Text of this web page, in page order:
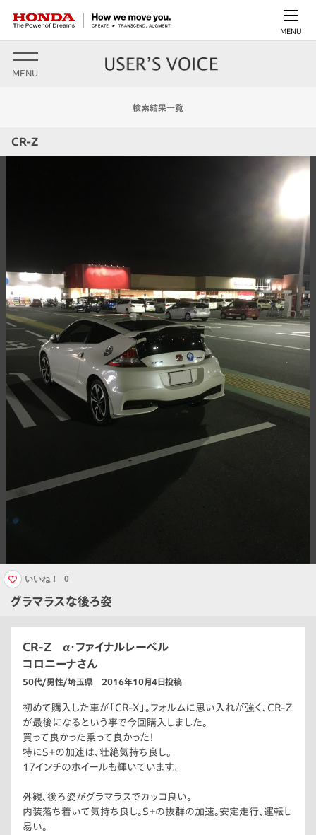
MENU
MENU
検索結果一覧
CR-Z
グラマラスな後ろ姿
いいね！ 0
CR-Z α・ファイナルレーベル
コロニーナさん
50代/男性/埼玉県 2016年10月4日投稿
初めて購入した車が「CR-X」。フォルムに思い入れが強く、CR-Z
が最後になるという事で今回購入しました。
買って良かった乗って良かった！
特にS＋の加速は、壮絶気持ち良し。
17インチのホイールも輝いています。
外観、後ろ姿がグラマラスでカッコ良い。
内装落ち着いて気持ち良し。S＋の抜群の加速。安定走行、運転し
易い。